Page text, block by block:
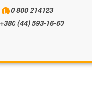
0 800 214123
+380 (44) 593-16-60